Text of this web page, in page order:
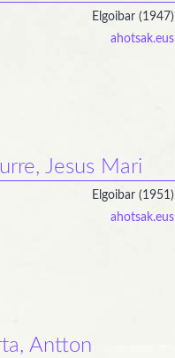
Elgoibar (1947)
ahotsak.eus
Jesus Mari
Elgoibar (1951)
ahotsak.eus
Antton